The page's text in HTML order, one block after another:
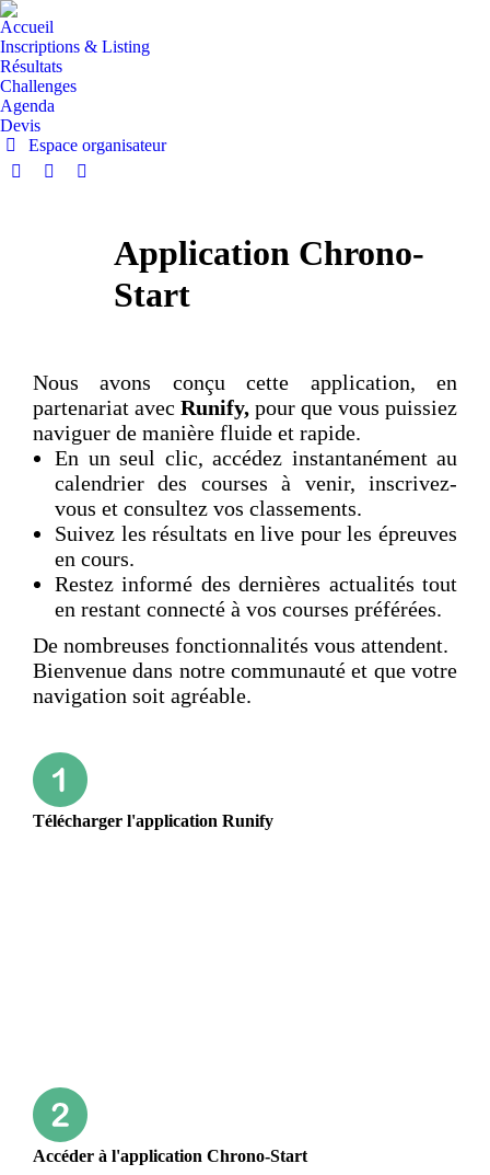
Accueil
Inscriptions & Listing
Résultats
Challenges
Agenda
Devis
Espace organisateur
Application Chrono-
Start
Nous avons conçu cette application, en
partenariat avec Runify, pour que vous puissiez
naviguer de manière fluide et rapide.
En un seul clic, accédez instantanément au
calendrier des courses à venir, inscrivez-
vous et consultez vos classements.
Suivez les résultats en live pour les épreuves
en cours.
Restez informé des dernières actualités tout
en restant connecté à vos courses préférées.
De nombreuses fonctionnalités vous attendent.
Bienvenue dans notre communauté et que votre
navigation soit agréable.
Télécharger l'application Runify
Accéder à l'application Chrono-Start